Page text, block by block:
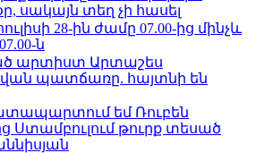
սակայն տեղ չի հասել
28-ին ժամը 07.00-ից մինչև
ն
արտիստ Արտաշես
պատճառը. հայտնի են
եմ Ռուբեն
Ստամբուլում թուրք տեսած